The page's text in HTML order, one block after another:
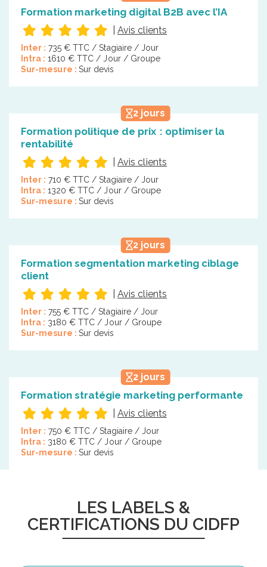
Formation marketing digital B2B avec l’IA
Avis clients
Inter : 735 € TTC / Stagiaire / Jour
Intra : 1610 € TTC / Jour / Groupe
Sur-mesure : Sur devis
2 jours
Formation politique de prix : optimiser la
rentabilité
Avis clients
Inter : 710 € TTC / Stagiaire / Jour
Intra : 1320 € TTC / Jour / Groupe
Sur-mesure : Sur devis
2 jours
Formation segmentation marketing ciblage
client
Avis clients
Inter : 755 € TTC / Stagiaire / Jour
Intra : 3180 € TTC / Jour / Groupe
Sur-mesure : Sur devis
2 jours
Formation stratégie marketing performante
Avis clients
Inter : 750 € TTC / Stagiaire / Jour
Intra : 3180 € TTC / Jour / Groupe
Sur-mesure : Sur devis
LES LABELS &
CERTIFICATIONS DU CIDFP